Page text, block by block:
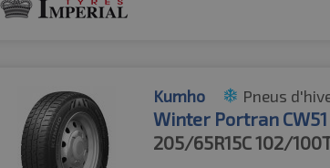
Kumho Pneus
Winter Portran CW51
205/65R15C102/